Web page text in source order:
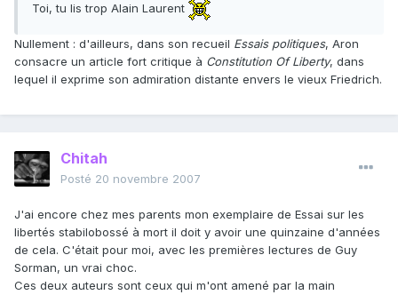
Toi, tu lis trop Alain Laurent
Nullement : d'ailleurs, dans son recueil Essais politiques, Aron
consacre un article fort critique à Constitution Of Liberty, dans
lequel il exprime son admiration distante envers le vieux Friedrich.
Chitah
Posté 20 novembre 2007
J'ai encore chez mes parents mon exemplaire de Essai sur les
libertés stabilobossé à mort il doit y avoir une quinzaine d'années
de cela. C'était pour moi, avec les premières lectures de Guy
Sorman, un vrai choc.
Ces deux auteurs sont ceux qui m'ont amené par la main